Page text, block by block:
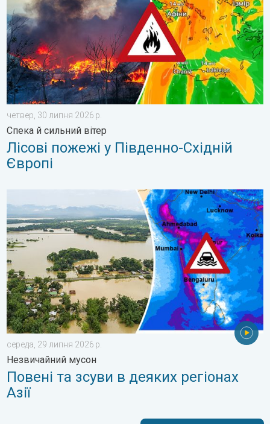
четвер, 30 липня 2026 р.
Спека й сильний вітер
Лісові пожежі у Південно-Східній
Європі
Повені та зсуви в деяких регіонах Азії. Незвичайний
середа, 29 липня 2026 р.
Незвичайний мусон
Повені та зсуви в деяких регіонах
Азії